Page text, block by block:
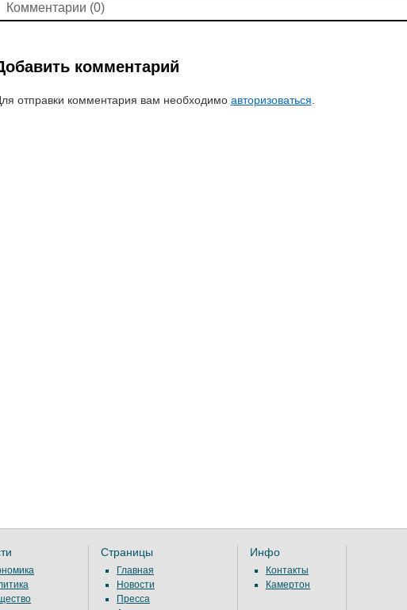
Комментарии (0)
комментарий
отправки комментария вам необходимо авторизоваться
Страницы
Главная
Новости
Пресса
Инфо
Контакты
Камертон